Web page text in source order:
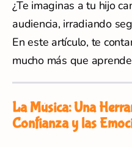
¿Te imaginas a tu hijo
audiencia, irradiando
En este artículo, te
mucho más que
La Música: Una
Confianza y las